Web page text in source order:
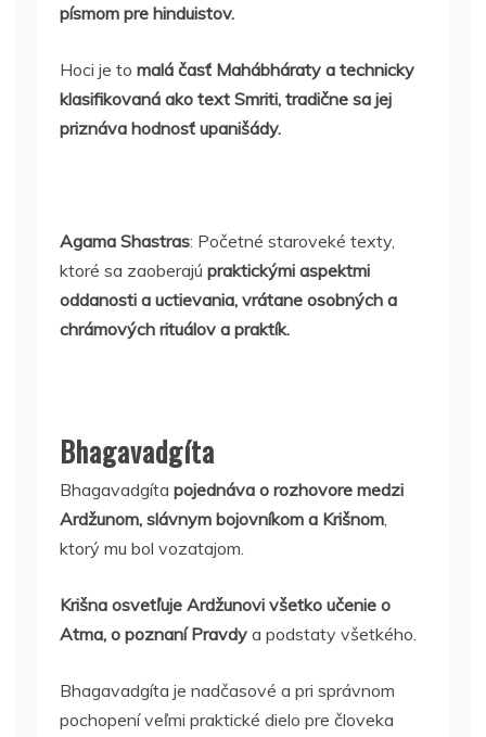
písmom pre hinduistov.
Hoci je to malá časť Mahábháraty a technicky
klasifikovaná ako text Smriti, tradične sa jej
priznáva hodnosť upanišády.
Agama Shastras: Početné staroveké texty,
ktoré sa zaoberajú praktickými aspektmi
oddanosti a uctievania, vrátane osobných a
chrámových rituálov a praktík.
Bhagavadgíta
Bhagavadgíta pojednáva o rozhovore medzi
Ardžunom, slávnym bojovníkom a Krišnom,
ktorý mu bol vozatajom.
Krišna osvetľuje Ardžunovi všetko učenie o
Atma, o poznaní Pravdy a podstaty všetkého.
Bhagavadgíta je nadčasové a pri správnom
pochopení veľmi praktické dielo pre človeka